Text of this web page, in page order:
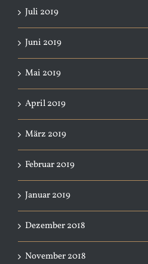
Juli 2019
Juni 2019
Mai 2019
April 2019
März 2019
Februar 2019
Januar 2019
Dezember 2018
November 2018